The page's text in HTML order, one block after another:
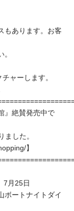
もあります。お客
ャーします。
』絶賛発売中で
ました。
】
7月25日
ボートナイトダイ